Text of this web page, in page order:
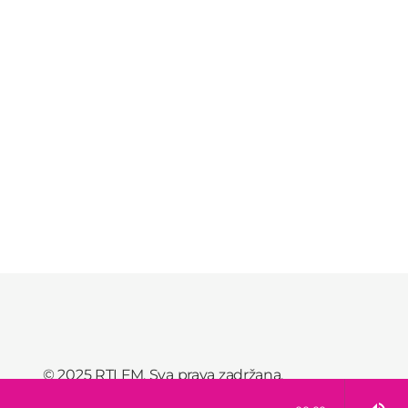
© 2025 RTI FM. Sva prava zadržana.